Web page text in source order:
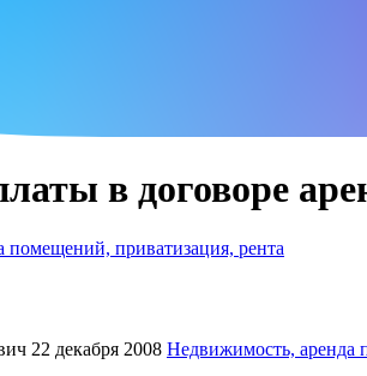
в договоре
помещений, приватизация, рента
22 декабря 2008 Недвижимость, аренда